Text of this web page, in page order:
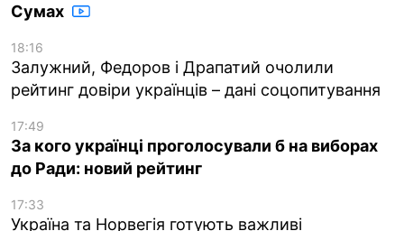
Сумах
18:16
Залужний, Федоров і Драпатий очолили
рейтинг довіри українців – дані соцопитування
17:49
За кого українці проголосували б на виборах
до Ради: новий рейтинг
17:33
Україна та Норвегія готують важливі